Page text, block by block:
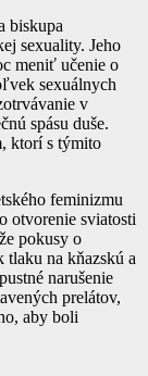
biskupa
sexuality. Jeho
meniť učenie o
sexuálnych
v
spásu duše.
ktorí s týmito
feminizmu
otvorenie sviatosti
pokusy o
tlaku na kňazskú a
narušenie
prelátov,
aby boli